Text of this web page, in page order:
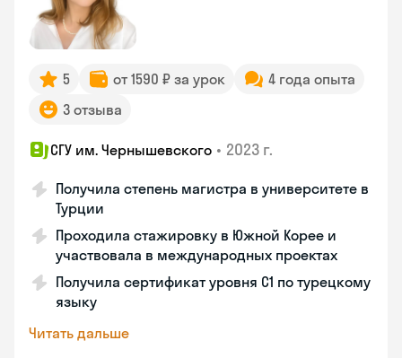
5 от 1590 ₽ за урок
4 года опыта
3 отзыва
СГУ им. Чернышевского • 2023 г.
Получила степень магистра в университете в
Турции
Проходила стажировку в Южной Корее и
участвовала в международных проектах
Получила сертификат уровня C1 по турецкому
языку
Читать дальше